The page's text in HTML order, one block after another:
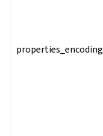
properties_encoding